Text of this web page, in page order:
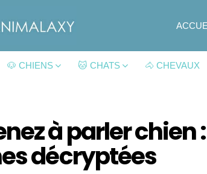
🐶 CHIENS 🐱 CHATS 🐴 CHEVAUX
à parler chien
décryptées